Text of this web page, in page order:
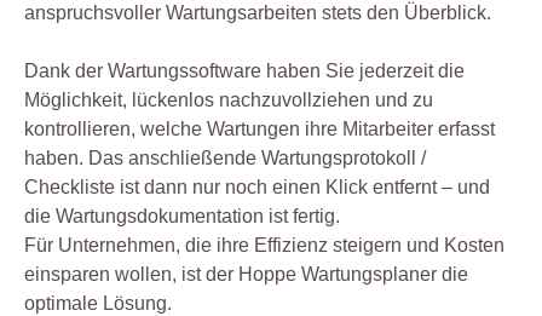
anspruchsvoller Wartungsarbeiten stets den Überblick.
Dank der Wartungssoftware haben Sie jederzeit die
Möglichkeit, lückenlos nachzuvollziehen und zu
kontrollieren, welche Wartungen ihre Mitarbeiter erfasst
haben. Das anschließende Wartungsprotokoll /
Checkliste ist dann nur noch einen Klick entfernt – und
die Wartungsdokumentation ist fertig.
Für Unternehmen, die ihre Effizienz steigern und Kosten
einsparen wollen, ist der Hoppe Wartungsplaner die
optimale Lösung.